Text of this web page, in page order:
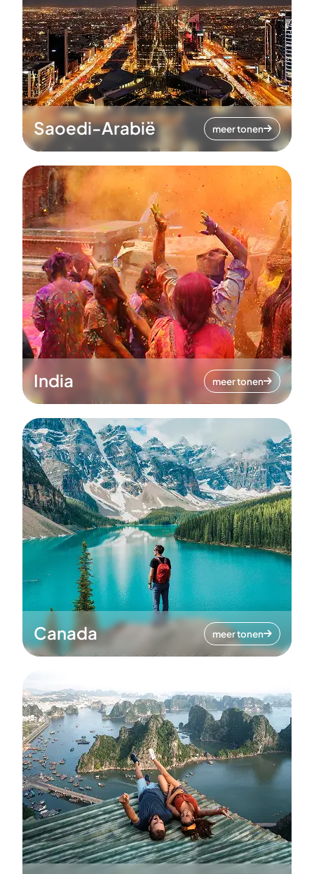
Saoedi-Arabië meer tonen
India meer tonen
Canada meer tonen